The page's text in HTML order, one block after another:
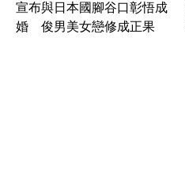
宣布與日本國腳谷口彰悟成
婚 俊男美女戀修成正果